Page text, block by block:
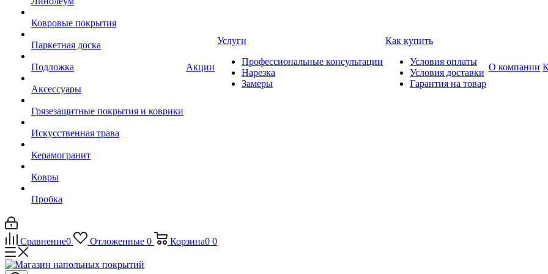
Ковровые покрытия
Паркетная доска
Подложка
Аксессуары
Грязезащитные покрытия и коврики
Искусственная трава
Керамогранит
Ковры
Пробка
Акции
Услуги
Профессиональные консультации
Нарезка
Замеры
Как купить
Условия оплаты
Условия доставки
Гарантия на товар
О компании
Сравнение0 Отложенные 0 Корзина0 0